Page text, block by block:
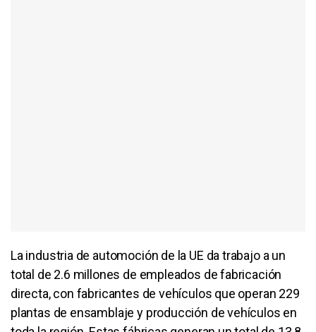
La industria de automoción de la UE da trabajo a un
total de 2.6 millones de empleados de fabricación
directa, con fabricantes de vehículos que operan 229
plantas de ensamblaje y producción de vehículos en